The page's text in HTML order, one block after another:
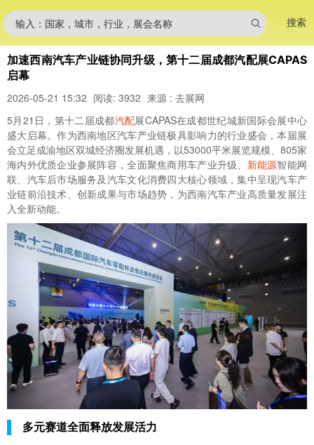
输入：国家，城市，行业，展会名称 搜索
加速西南汽车产业链协同升级，第十二届成都汽配展CAPAS
启幕
2026-05-21 15:32 阅读: 3932 来源 : 去展网
5月21日，第十二届成都汽配展CAPAS在成都世纪城新国际会展中心
盛大启幕。作为西南地区汽车产业链极具影响力的行业盛会，本届展
会立足成渝地区双城经济圈发展机遇，以53000平米展览规模、805家
海内外优质企业参展阵容，全面聚焦商用车产业升级、 新能源智能网
联、汽车后市场服务及汽车文化消费四大核心领域，集中呈现汽车产
业链前沿技术、创新成果与市场趋势，为西南汽车产业高质量发展注
入全新动能。
多元赛道全面释放发展活力